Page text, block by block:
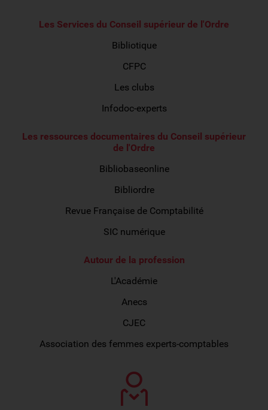
Les Services du Conseil supérieur de l'Ordre
Bibliotique
CFPC
Les clubs
Infodoc-experts
Les ressources documentaires du Conseil supérieur
de l'Ordre
Bibliobaseonline
Bibliordre
Revue Française de Comptabilité
SIC numérique
Autour de la profession
L'Académie
Anecs
CJEC
Association des femmes experts-comptables